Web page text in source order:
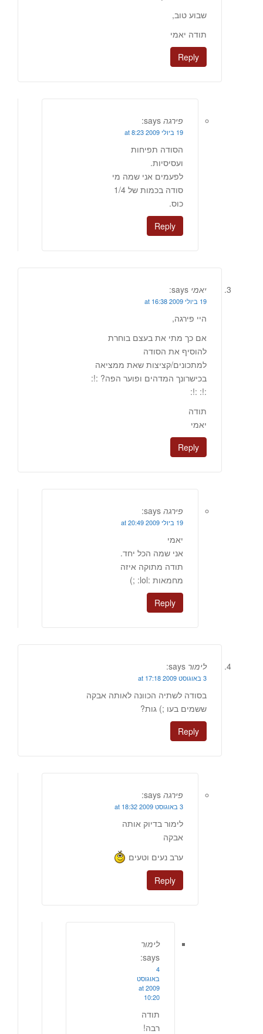
שבוע טוב,
תודה יאמי
Reply
פירגה says:
19 ביולי 2009 at 8:23
הסודה תפיחות
ועסיסיות.
לפעמים אני שמה מי
סודה בכמות של 1/4
כוס.
Reply
יאמי says:
19 ביולי 2009 at 16:38
היי פירגה,
אם כך מתי את בעצם בוחרת
להוסיף את הסודה
למתכונים/קציצות שאת ממציאה
בכישרונך המדהים ופוער הפה? :!:
:!: :!:
תודה
יאמי
Reply
פירגה says:
19 ביולי 2009 at 20:49
יאמי
אני שמה הכל יחד.
תודה מתוקה איזה
מחמאות :lol: ;)
Reply
לימור says:
3 באוגוסט 2009 at 17:18
בסודה לשתיה הכוונה לאותה אבקה
ששמים בעו ;) גות?
Reply
פירגה says:
3 באוגוסט 2009 at 18:32
לימור בדיוק אותה
אבקה
ערב נעים וטעים
Reply
לימור
says:
4
באוגוסט
2009 at
10:20
תודה
רבה!